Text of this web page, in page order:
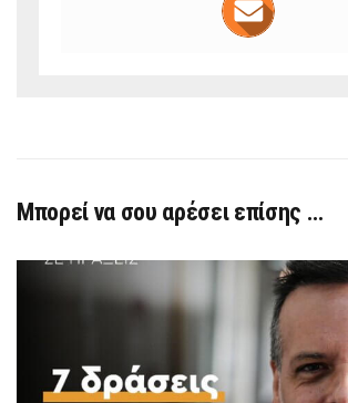
Μπορεί να σου αρέσει επίσης …